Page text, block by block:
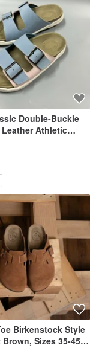
Double-Buckle
Athletic
Couple's
Footwear
Birkenstock Style
Brown, Sizes 35-45